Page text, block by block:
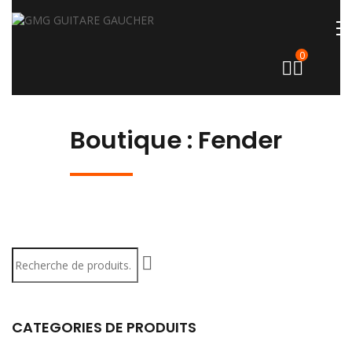
0
Boutique : Fender
pour :
CATEGORIES DE PRODUITS